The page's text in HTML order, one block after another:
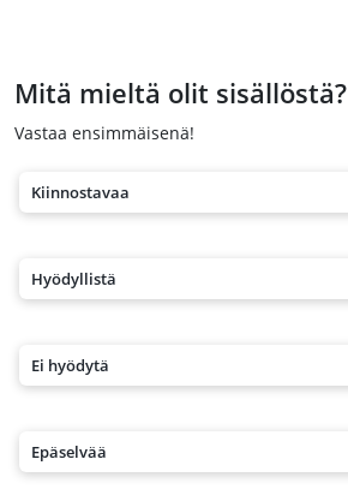
Mitä mieltä olit sisällöstä?
Vastaa ensimmäisenä!
Kiinnostavaa
Hyödyllistä
Ei hyödytä
Epäselvää